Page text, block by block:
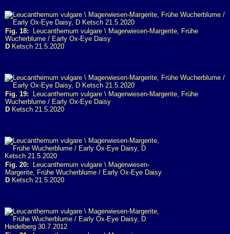
Fig. 18: Leucanthemum vulgare \ Magerwiesen-Margerite, Frühe
Wucherblume / Early Ox-Eye Daisy
D Ketsch 21.5.2020
Fig. 19: Leucanthemum vulgare \ Magerwiesen-Margerite, Frühe
Wucherblume / Early Ox-Eye Daisy
D Ketsch 21.5.2020
Fig. 20: Leucanthemum vulgare \ Magerwiesen-
Margerite, Frühe Wucherblume / Early Ox-Eye Daisy
D Ketsch 21.5.2020